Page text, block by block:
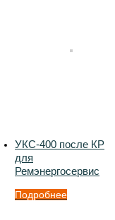
УКС-400 после КР
для
Ремэнергосервис
Подробнее